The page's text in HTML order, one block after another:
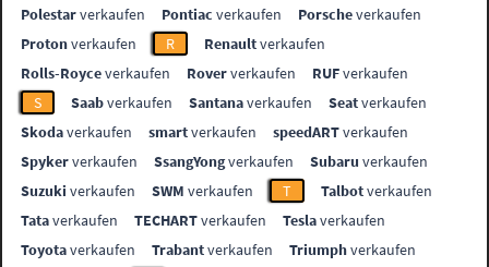
Polestarverkaufen Pontiac verkaufen Porscheverkaufen
Protonverkaufen R Renaultverkaufen
Rolls-Royceverkaufen Roververkaufen RUFverkaufen
S
Saabverkaufen Santanaverkaufen Seatverkaufen
Skodaverkaufen smartverkaufen speedARTverkaufen
Spykerverkaufen SsangYongverkaufen Subaru verkaufen
Suzuki verkaufen SWM verkaufen T Talbotverkaufen
Tataverkaufen TECHARTverkaufen Teslaverkaufen
Toyotaverkaufen Trabantverkaufen Triumphverkaufen